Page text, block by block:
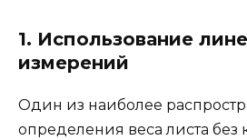
1. Использование
измерений
Один из наиболее
определения веса листа без